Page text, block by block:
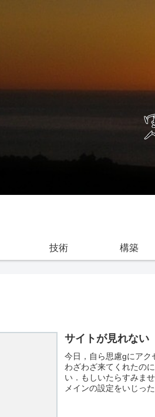
技術 構築
サイトが見れない
今日，自ら思慮gにアク
わざわざ来てくれたの
い．もしいたらすみま
メインの設定をいじっ